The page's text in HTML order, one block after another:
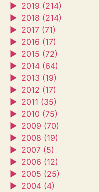
► 2019 (214)
► 2018 (214)
► 2017 (71)
► 2016 (17)
► 2015 (72)
► 2014 (64)
► 2013 (19)
► 2012 (17)
► 2011 (35)
► 2010 (75)
► 2009 (70)
► 2008 (19)
► 2007 (5)
► 2006 (12)
► 2005 (25)
► 2004 (4)